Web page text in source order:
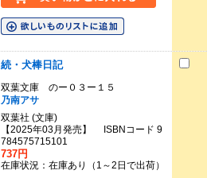
続・犬棒日記
双葉文庫 のー０３ー１５
乃南アサ
双葉社 (文庫)
【2025年03月発売】 ISBNコード 9
784575715101
737円
在庫状況：在庫あり（1～2日で出荷）